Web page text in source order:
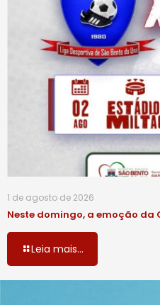
1 de agosto de 2026
Neste domingo, a emoção
Leia mais...